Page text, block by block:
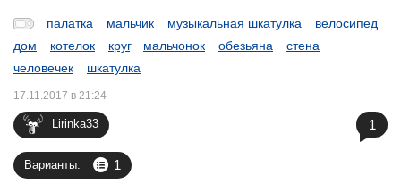
палатка мальчик музыкальная шкатулка
велосипед
дом
котелок круг мальчонок обезьяна
стена
человечек
шкатулка
Lirinka33
17.11.2017 в 21:24
Варианты: 1
1